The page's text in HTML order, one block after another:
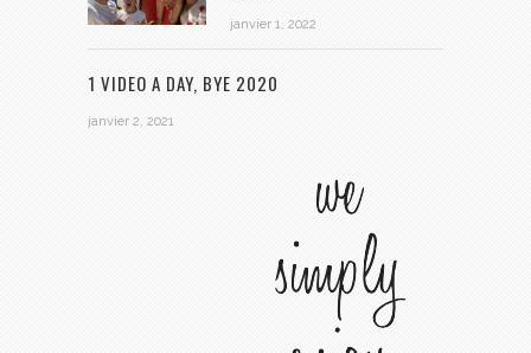
janvier 1, 2022
1 VIDEO A DAY, BYE 2020
janvier 2, 2021